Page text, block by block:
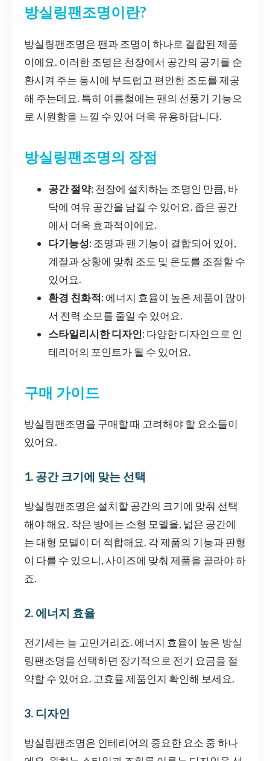
방실링팬조명이란?
방실링팬조명은 팬과 조명이 하나로 결합된 제품
이에요. 이러한 조명은 천장에서 공간의 공기를 순
환시켜 주는 동시에 부드럽고 편안한 조도를 제공
해 주는데요. 특히 여름철에는 팬의 선풍기 기능으
로 시원함을 느낄 수 있어 더욱 유용하답니다.
방실링팬조명의 장점
공간 절약: 천장에 설치하는 조명인 만큼, 바
닥에 여유 공간을 남길 수 있어요. 좁은 공간
에서 더욱 효과적이에요.
다기능성: 조명과 팬 기능이 결합되어 있어,
계절과 상황에 맞춰 조도 및 온도를 조절할 수
있어요.
환경 친화적: 에너지 효율이 높은 제품이 많아
서 전력 소모를 줄일 수 있어요.
스타일리시한 디자인: 다양한 디자인으로 인
테리어의 포인트가 될 수 있어요.
구매 가이드
방실링팬조명을 구매할 때 고려해야 할 요소들이
있어요.
1. 공간 크기에 맞는 선택
방실링팬조명은 설치할 공간의 크기에 맞춰 선택
해야 해요. 작은 방에는 소형 모델을, 넓은 공간에
는 대형 모델이 더 적합해요. 각 제품의 기능과 판형
이 다를 수 있으니, 사이즈에 맞춰 제품을 골라야 하
죠.
2. 에너지 효율
전기세는 늘 고민거리죠. 에너지 효율이 높은 방실
링팬조명을 선택하면 장기적으로 전기 요금을 절
약할 수 있어요. 고효율 제품인지 확인해 보세요.
3. 디자인
방실링팬조명은 인테리어의 중요한 요소 중 하나